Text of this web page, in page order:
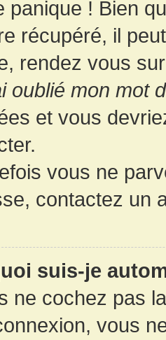
panique ! Bien
récupéré, il
rendez vous
oublié mon mot
et vous
vous ne
contactez un
suis-je
ne cochez pas
vous